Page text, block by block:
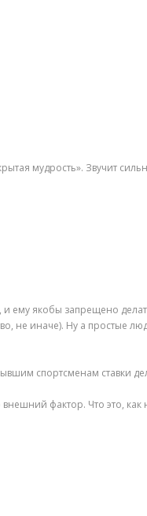
мудрость». Звучит
ему якобы запрещено
не иначе). Ну а простые
спортсменам ставки
фактор. Что это,